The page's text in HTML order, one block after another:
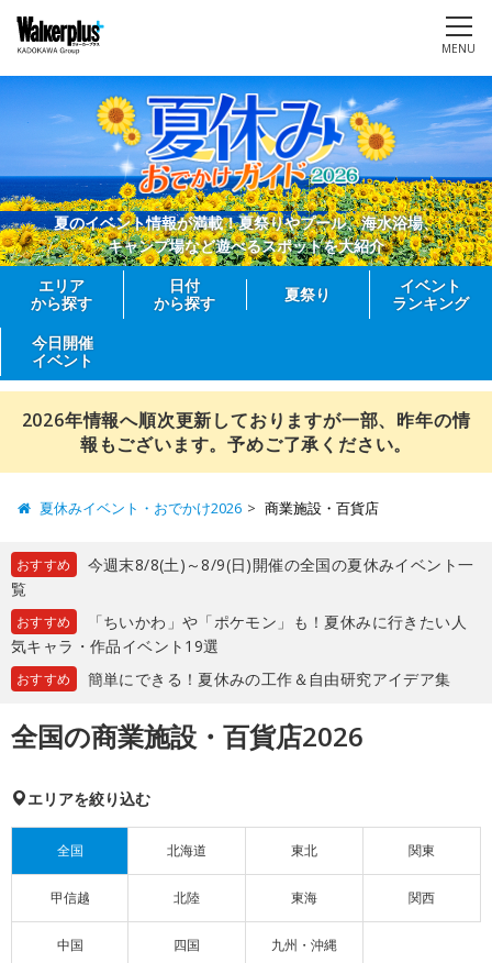
MENU
夏のイベント情報が満載！夏祭りやプール、海水浴場、
キャンプ場など遊べるスポットを大紹介
エリア
から探す
日付
から探す
夏祭り
イベント
ランキング
今日開催
イベント
2026年情報へ順次更新しておりますが一部、昨年の情
報もございます。予めご了承ください。
夏休みイベント・おでかけ2026 商業施設・百貨店
おすすめ
今週末8/8(土)～8/9(日)開催の全国の夏休みイベント一
覧
おすすめ
「ちいかわ」や「ポケモン」も！夏休みに行きたい人
気キャラ・作品イベント19選
おすすめ 簡単にできる！夏休みの工作＆自由研究アイデア集
全国の商業施設・百貨店2026
エリアを絞り込む
全国 北海道 東北 関東
甲信越 北陸 東海 関西
中国 四国 九州・沖縄